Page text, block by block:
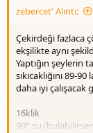
zebercet' Alıntı:
Çekirdeği fazlaca
ekşilikte aynı
Yaptığın şeylerin
sıkıcaklığını 89-
daha iyi çalışacak
16klik
90° su